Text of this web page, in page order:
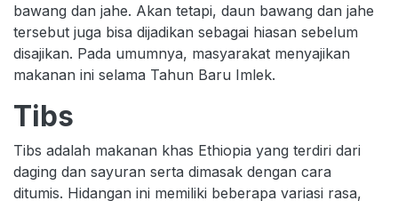
bawang dan jahe. Akan tetapi, daun bawang dan jahe
tersebut juga bisa dijadikan sebagai hiasan sebelum
disajikan. Pada umumnya, masyarakat menyajikan
makanan ini selama Tahun Baru Imlek.
Tibs
Tibs adalah makanan khas Ethiopia yang terdiri dari
daging dan sayuran serta dimasak dengan cara
ditumis. Hidangan ini memiliki beberapa variasi rasa,